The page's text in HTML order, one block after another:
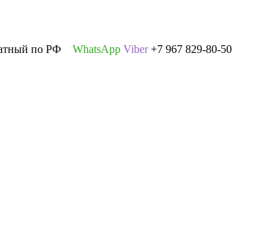
по РФ WhatsApp Viber+7 967 829-80-50